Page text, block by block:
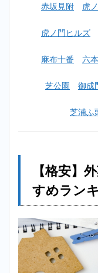
赤坂見附 虎
虎ノ門ヒルズ
麻布十番 六
芝公園 御成
芝浦ふ
【格安】
すめラン